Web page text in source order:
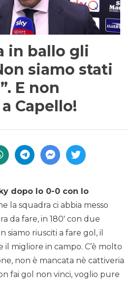
in ballo gli
siamo stati
E non
Capello!
dopo lo 0-0 con lo
la squadra ci abbia messo
da fare, in 180′ con due
siamo riusciti a fare gol, il
migliore in campo. C’è molto
non è mancata nè cattiveria
fai gol non vinci, voglio pure